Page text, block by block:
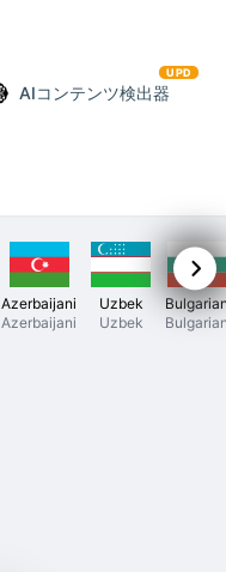
AIコンテンツ検出器
UPD
Azerbaijani
Azerbaijani
Uzbek
Uzbek